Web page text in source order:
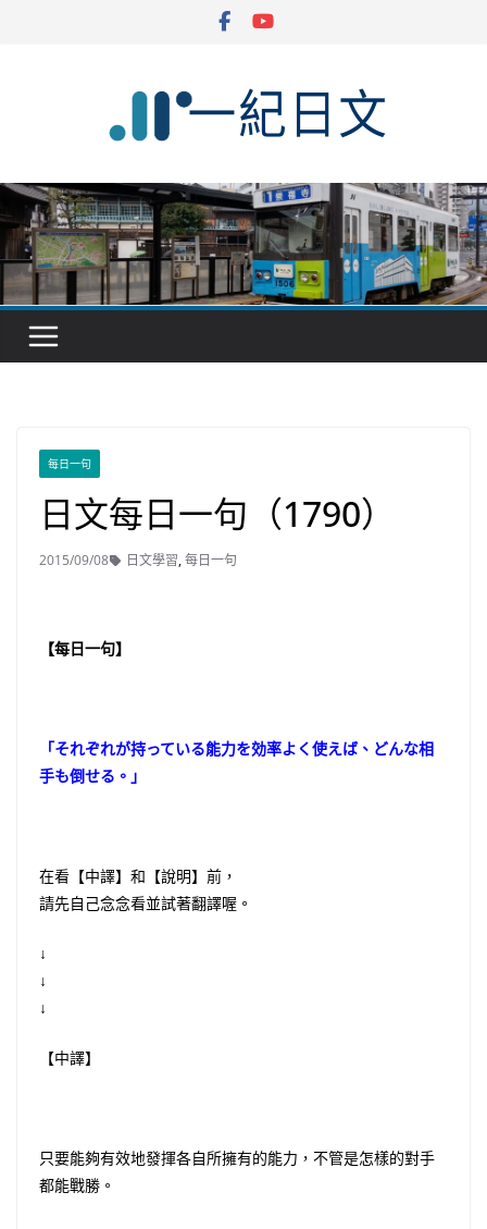
每日一句
日文每日一句（1790）
2015/09/08 日文學習,每日一句
【每日一句】
「それぞれが持っている能力を効率よく使えば、どんな相
手も倒せる。」
在看【中譯】和【說明】前，
請先自己念念看並試著翻譯喔。
↓
↓
↓
【中譯】
只要能夠有效地發揮各自所擁有的能力，不管是怎樣的對手
都能戰勝。